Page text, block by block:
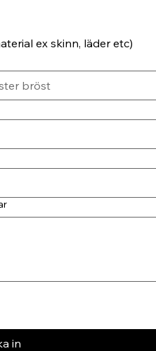
ex skinn, läder etc)
in